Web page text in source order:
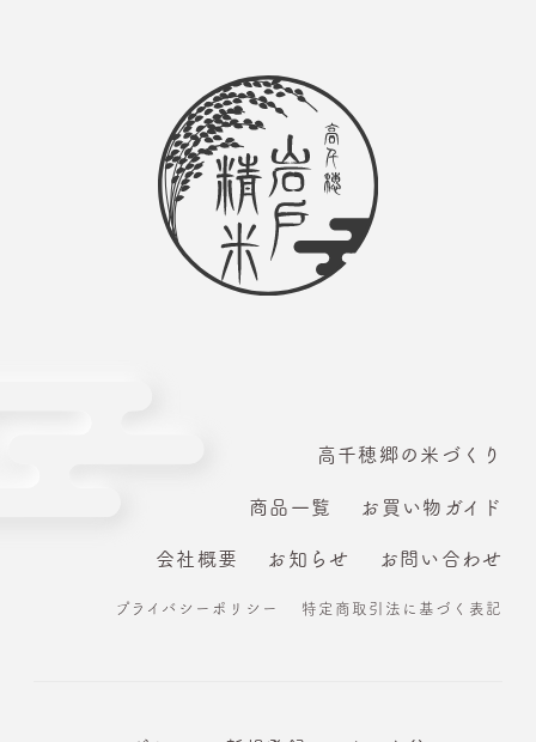
高千穂郷の米づくり
商品一覧
お買い物ガイド
会社概要
お知らせ お問い合わせ
プライバシーポリシー 特定商取引法に基づく表記